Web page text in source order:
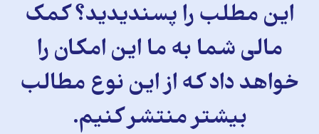
این مطلب را پسندیدید؟ کمک
مالی شما به ما این امکان را
خواهد داد که از این نوع مطالب
بیشتر منتشر کنیم.